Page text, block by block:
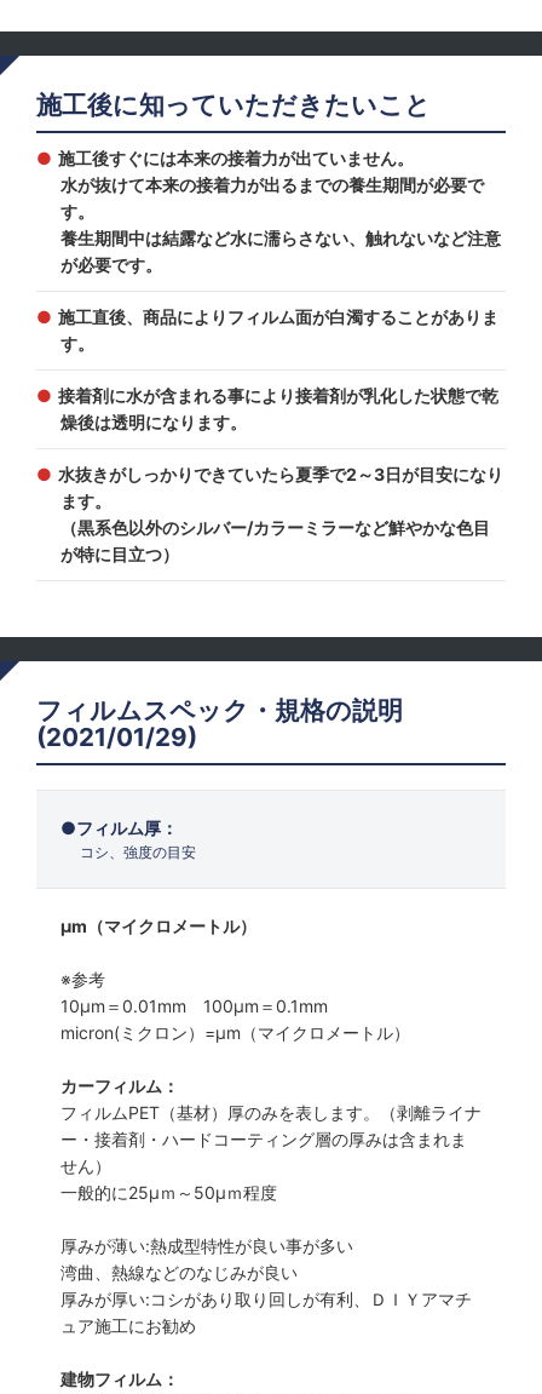
施工後に知っていただきたいこと
施工後すぐには本来の接着力が出ていません。
水が抜けて本来の接着力が出るまでの養生期間が必要で
す。
養生期間中は結露など水に濡らさない、触れないなど注意
が必要です。
施工直後、商品によりフィルム面が白濁することがありま
す。
接着剤に水が含まれる事により接着剤が乳化した状態で乾
燥後は透明になります。
水抜きがしっかりできていたら夏季で2～3日が目安になり
ます。
（黒系色以外のシルバー/カラーミラーなど鮮やかな色目
が特に目立つ）
フィルムスペック・規格の説明
(2021/01/29)
フィルム厚：
コシ、強度の目安
μm（マイクロメートル）
※参考
10μm＝0.01mm 100μm＝0.1mm
micron(ミクロン）=µm（マイクロメートル）
カーフィルム：
フィルムPET（基材）厚のみを表します。（剥離ライナ
ー・接着剤・ハードコーティング層の厚みは含まれま
せん）
一般的に25µｍ～50µｍ程度
厚みが薄い:熱成型特性が良い事が多い
湾曲、熱線などのなじみが良い
厚みが厚い:コシがあり取り回しが有利、ＤＩＹアマチ
ュア施工にお勧め
建物フィルム：